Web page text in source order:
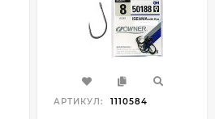
АРТИКУЛ: 1110584